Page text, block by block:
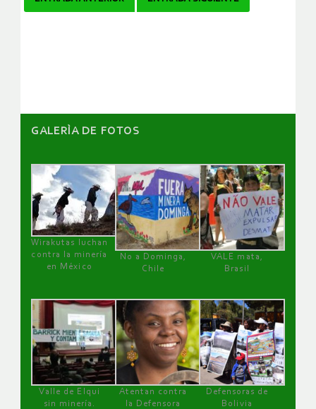
GALERÌA DE FOTOS
Wirakutas luchan
contra la minería
en México
No a Dominga,
Chile
VALE mata,
Brasil
Valle de Elqui
sin minería.
Atentan contra
la Defensora
Defensoras de
Bolivia